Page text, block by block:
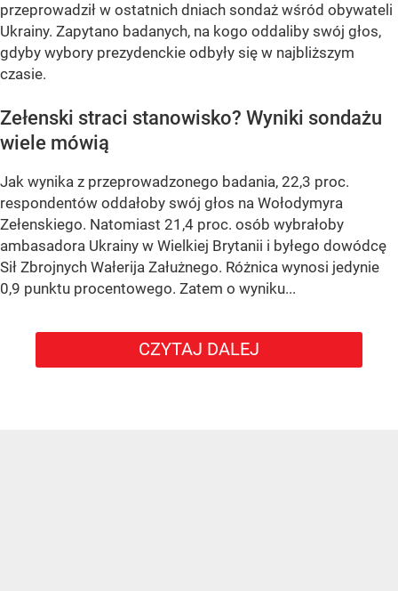
przeprowadził w ostatnich dniach sondaż wśród obywateli
Ukrainy. Zapytano badanych, na kogo oddaliby swój głos,
gdyby wybory prezydenckie odbyły się w najbliższym
czasie.
Zełenski straci stanowisko? Wyniki sondażu
wiele mówią
Jak wynika z przeprowadzonego badania, 22,3 proc.
respondentów oddałoby swój głos na Wołodymyra
Zełenskiego. Natomiast 21,4 proc. osób wybrałoby
ambasadora Ukrainy w Wielkiej Brytanii i byłego dowódcę
Sił Zbrojnych Wałerija Załużnego. Różnica wynosi jedynie
0,9 punktu procentowego. Zatem o wyniku...
CZYTAJ DALEJ